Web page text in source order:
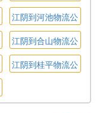
司
江阴到河池物流公
司
江阴到合山物流公
司
江阴到桂平物流公